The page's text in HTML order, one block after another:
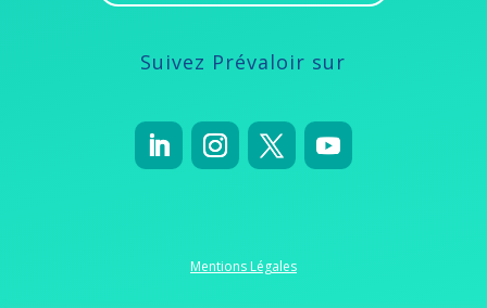
Suivez Prévaloir sur
Mentions Légales